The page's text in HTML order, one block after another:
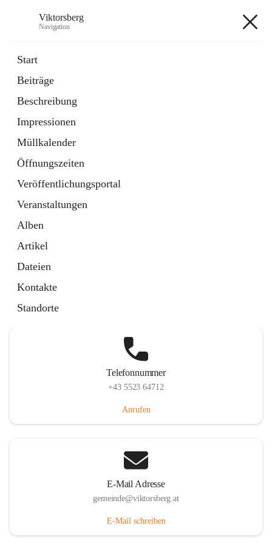
Viktorsberg
Navigation
Start
Beiträge
Beschreibung
Impressionen
Müllkalender
Öffnungszeiten
Veröffentlichungsportal
Veranstaltungen
Alben
Artikel
Dateien
Kontakte
Standorte
1 Schnellzugriff
Bürgerservice
10 Schnellzugriffe
Telefonnummer
+43 5523 64712
Anrufen
E-Mail Adresse
gemeinde@viktorsberg.at
E-Mail schreiben